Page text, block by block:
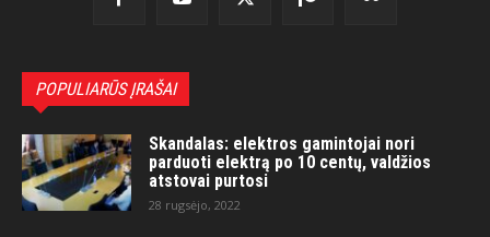
POPULIARŪS ĮRAŠAI
Skandalas: elektros gamintojai nori
parduoti elektrą po 10 centų, valdžios
atstovai purtosi
28 rugsėjo, 2022